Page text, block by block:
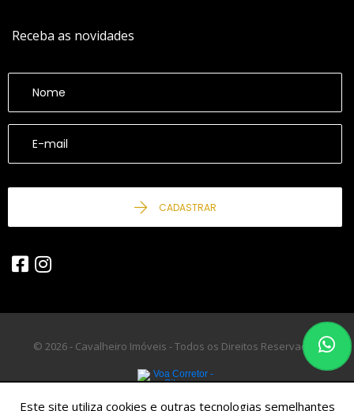
Receba as novidades
CADASTRAR
© 2026 - Cavalheiro Imóveis - Todos os Direitos Reservados.
Este site utiliza cookies e outras tecnologias semelhantes